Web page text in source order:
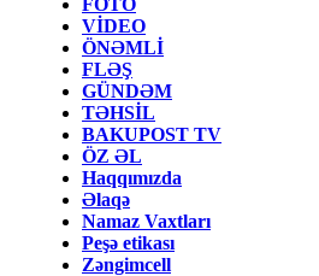
FOTO
VİDEO
ÖNƏMLİ
FLƏŞ
GÜNDƏM
TƏHSİL
BAKUPOST TV
ÖZ ƏL
Haqqımızda
Əlaqə
Namaz Vaxtları
Peşə etikası
Zəngimcell